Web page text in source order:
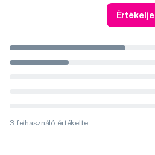
Értékelje
3 felhasználó értékelte.